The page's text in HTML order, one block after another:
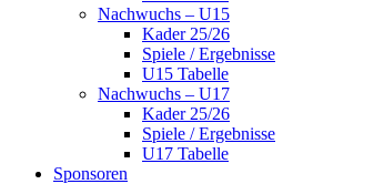
Nachwuchs – U15
Kader 25/26
Spiele / Ergebnisse
U15 Tabelle
Nachwuchs – U17
Kader 25/26
Spiele / Ergebnisse
U17 Tabelle
Sponsoren